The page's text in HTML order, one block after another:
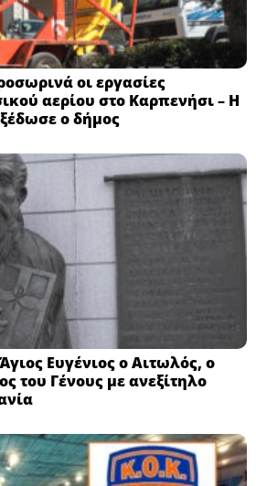
οι εργασίες
αερίου στο Καρπενήσι – Η
ο δήμος
Ευγένιος ο Αιτωλός, ο
του Γένους με ανεξίτηλο